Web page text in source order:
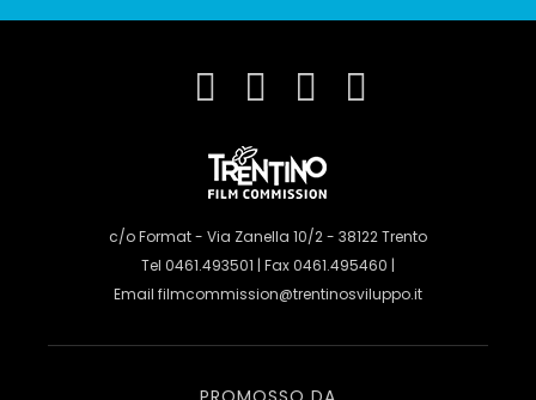
c/o Format - Via Zanella 10/2 - 38122 Trento
Tel 0461.493501 | Fax 0461.495460 |
Email filmcommission@trentinosviluppo.it